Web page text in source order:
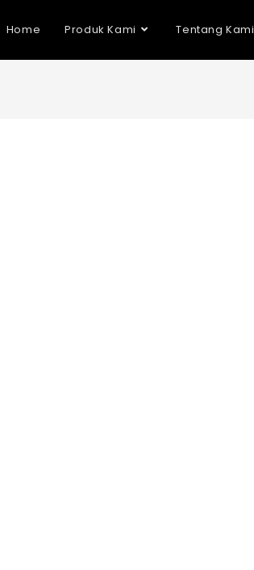
Home Produk Kami Tentang Kami